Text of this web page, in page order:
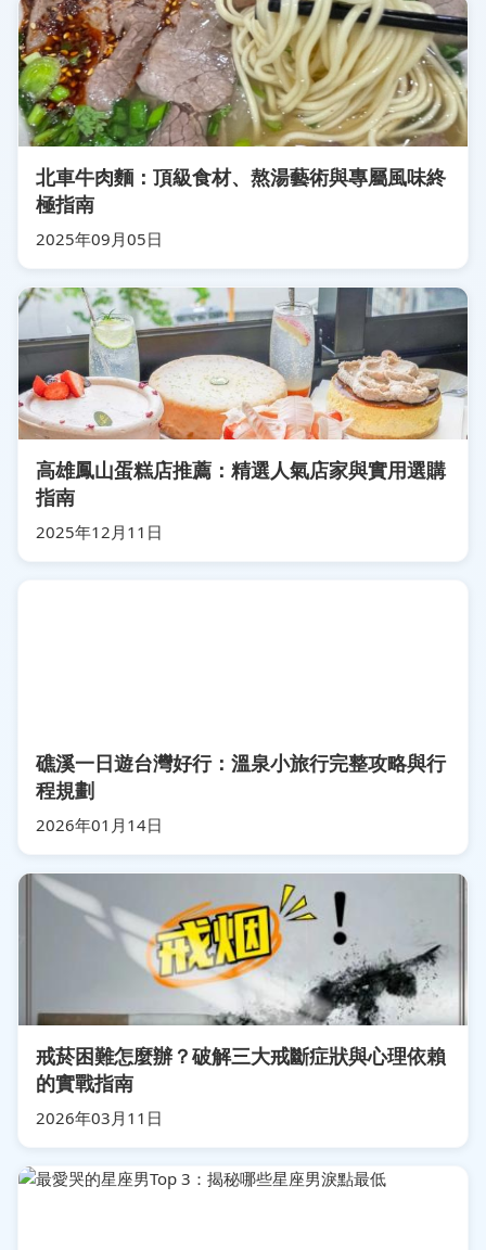
北車牛肉麵：頂級食材、熬湯藝術與專屬風味終
極指南
2025年09月05日
高雄鳳山蛋糕店推薦：精選人氣店家與實用選購
指南
2025年12月11日
礁溪一日遊台灣好行：溫泉小旅行完整攻略與行
程規劃
2026年01月14日
戒菸困難怎麼辦？破解三大戒斷症狀與心理依賴
的實戰指南
2026年03月11日